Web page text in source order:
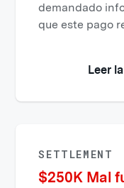
demandado
que este pago
Leer
SETTLEMENT
$250K Mal